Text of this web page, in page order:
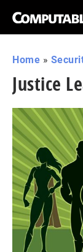
Home »
Justice